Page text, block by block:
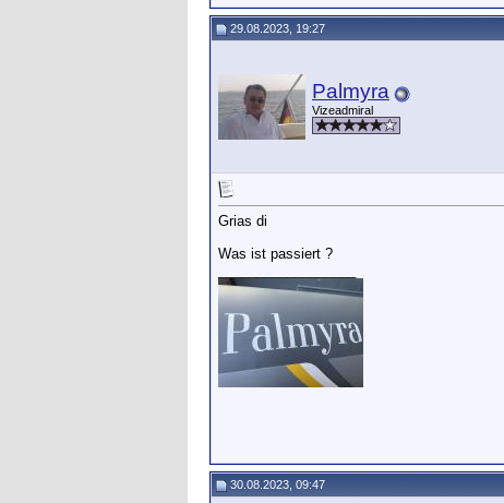
29.08.2023, 19:27
Palmyra
Vizeadmiral
Grias di
Was ist passiert ?
30.08.2023, 09:47